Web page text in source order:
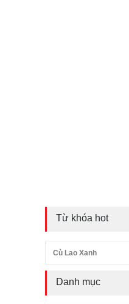
Từ khóa hot
Cù Lao Xanh
Danh mục